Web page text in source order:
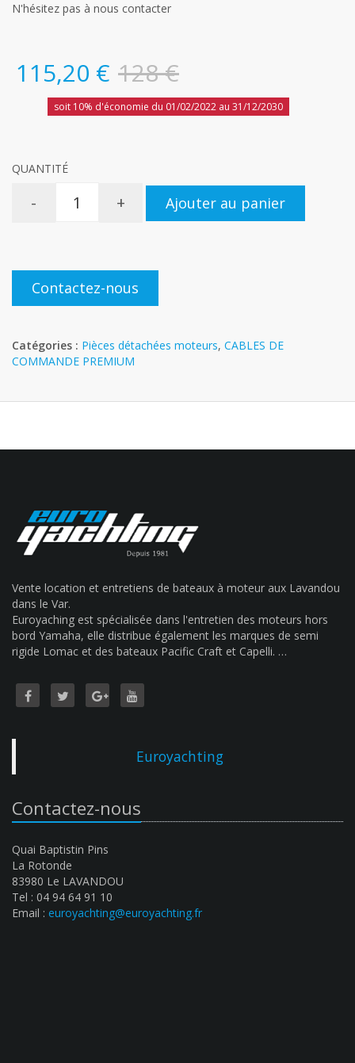
N'hésitez pas à nous contacter
115,20 € 128 €
soit 10% d'économie du 01/02/2022 au 31/12/2030
QUANTITÉ
- + Ajouter au panier
Contactez-nous
Catégories : Pièces détachées moteurs, CABLES DE
COMMANDE PREMIUM
Vente location et entretiens de bateaux à moteur aux Lavandou
dans le Var.
Euroyaching est spécialisée dans l'entretien des moteurs hors
bord Yamaha, elle distribue également les marques de semi
rigide Lomac et des bateaux Pacific Craft et Capelli. …
Euroyachting
Contactez-nous
Quai Baptistin Pins
La Rotonde
83980 Le LAVANDOU
Tel : 04 94 64 91 10
Email : euroyachting@euroyachting.fr